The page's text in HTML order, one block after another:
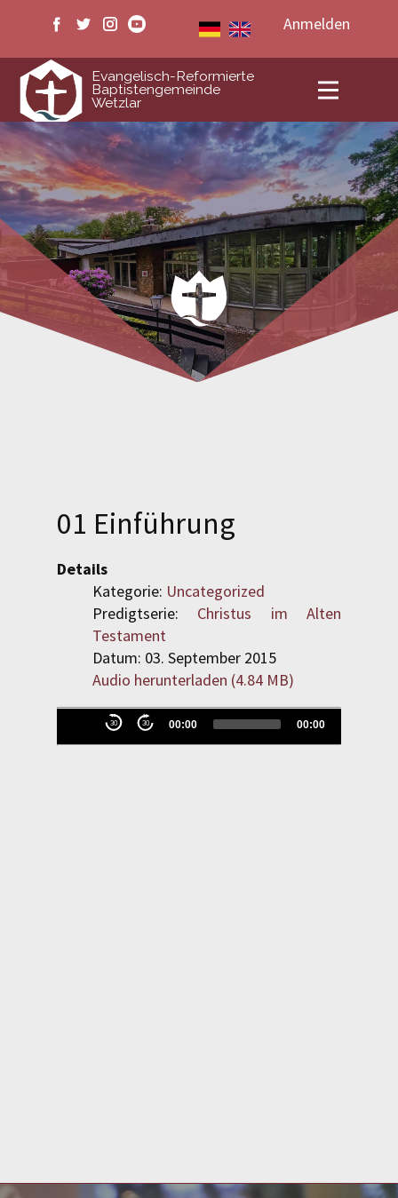
Anmelden
Evangelisch-Reformierte
Baptistengemeinde
Wetzlar
ERB Wetzlar
Veranstaltungen
Medien
Livestream
Kontakt
REGISTRIEREN
Evangelisch-Reformierte
Baptistengemeinde
Wetzlar
01 Einführung
Details
Kategorie: Uncategorized
Predigtserie: Christus im Alten
Testament
Datum: 03. September 2015
Audio herunterladen (4.84 MB)
Player
30 30 00:00 00:00